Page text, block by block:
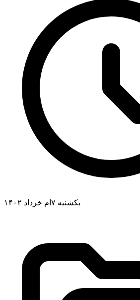
یکشنبه ۷ام خرداد ۱۴۰۲